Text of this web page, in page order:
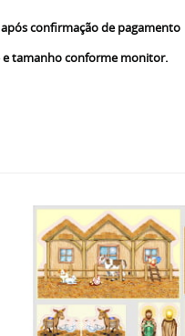
confirmação de pagamento
e tamanho conforme monitor.